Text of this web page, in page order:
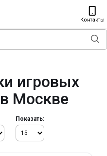
Контакты
игровых
Москве
Показать: